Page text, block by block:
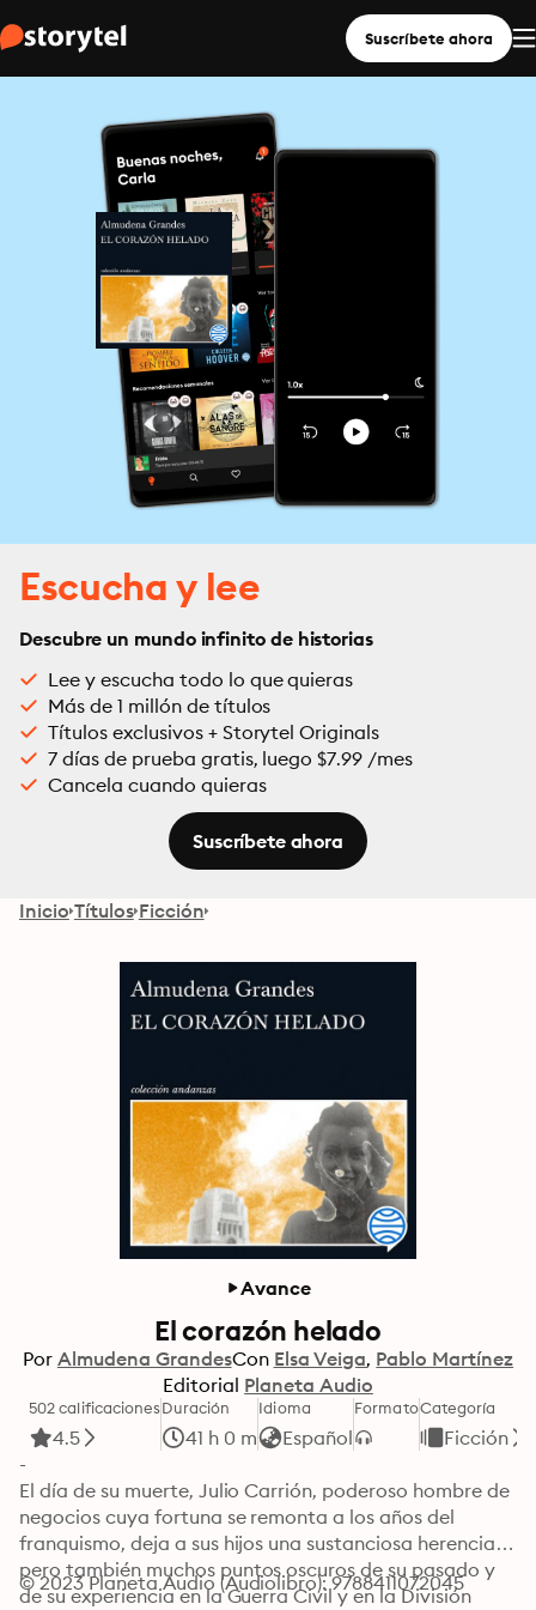
Suscríbete ahora
Escucha y lee
Descubre un mundo infinito de historias
Lee y escucha todo lo que quieras
Más de 1 millón de títulos
Títulos exclusivos + Storytel Originals
7 días de prueba gratis, luego $7.99 /mes
Cancela cuando quieras
Suscríbete ahora
Inicio Títulos Ficción
Avance
El corazón helado
Por Almudena GrandesCon Elsa Veiga Pablo Martínez
Editorial Planeta Audio
502 calificaciones
4.5
Duración
41 h 0 m
Idioma
Español
FormatoCategoría
Ficción
-
El día de su muerte, Julio Carrión, poderoso hombre de
negocios cuya fortuna se remonta a los años del
franquismo, deja a sus hijos una sustanciosa herencia
pero también muchos puntos oscuros de su pasado y
de su experiencia en la Guerra Civil y en la División
© 2023 Planeta Audio (Audiolibro): 9788411072045